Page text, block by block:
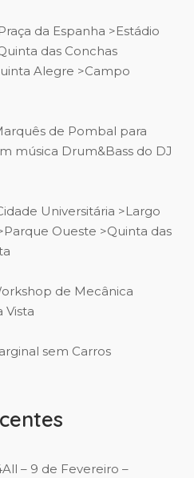
da Espanha >Estádio
das Conchas
Alegre >Campo
de Pombal para
música Drum&Bass do DJ
Universitária >Largo
Oueste >Quinta das
de Mecânica
Vista
sem Carros
– 9 de Fevereiro –